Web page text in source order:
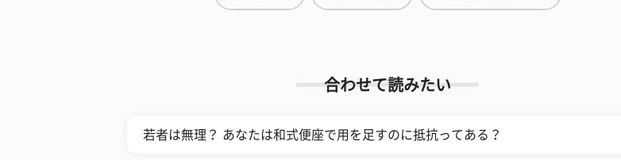
合わせて読みたい
若者は無理？ あなたは和式便座で用を足すのに抵抗ってある？